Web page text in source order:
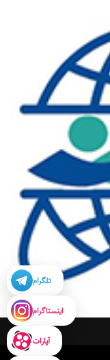
تلگرام
اینستاگرام
آپارات